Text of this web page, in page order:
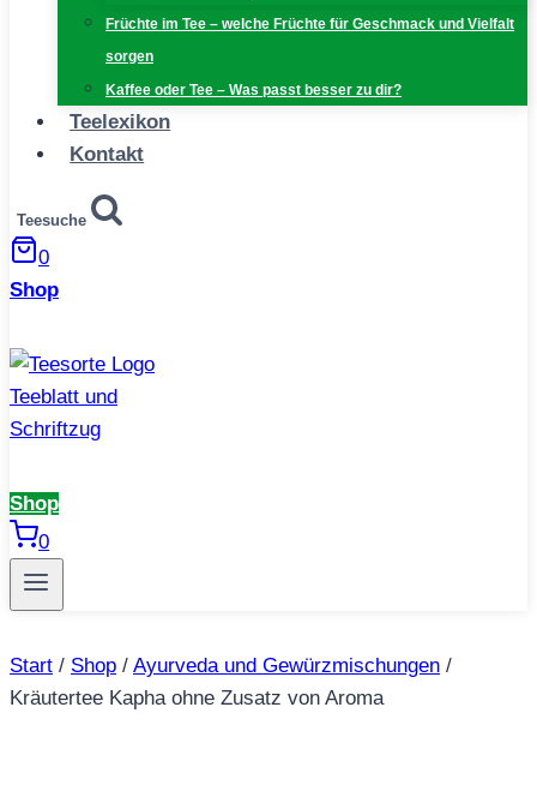
Früchte im Tee – welche Früchte für Geschmack und Vielfalt
sorgen
Kaffee oder Tee – Was passt besser zu dir?
Teelexikon
Kontakt
Teesuche
0
Shop
Shop
0
Start / Shop / Ayurveda und Gewürzmischungen /
Kräutertee Kapha ohne Zusatz von Aroma